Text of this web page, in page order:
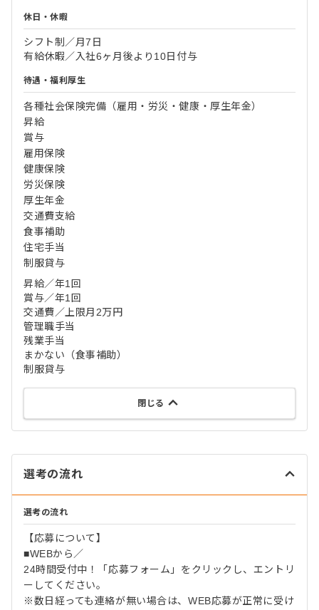
休日・休暇
シフト制／月7日
有給休暇／入社6ヶ月後より10日付与
待遇・福利厚生
各種社会保険完備（雇用・労災・健康・厚生年金）
昇給
賞与
雇用保険
健康保険
労災保険
厚生年金
交通費支給
食事補助
住宅手当
制服貸与
昇給／年1回
賞与／年1回
交通費／上限月2万円
管理職手当
残業手当
まかない（食事補助）
制服貸与
閉じる
選考の流れ
選考の流れ
【応募について】
■WEBから／
24時間受付中！「応募フォーム」をクリックし、エントリ
ーしてください。
※数日経っても連絡が無い場合は、WEB応募が正常に受け